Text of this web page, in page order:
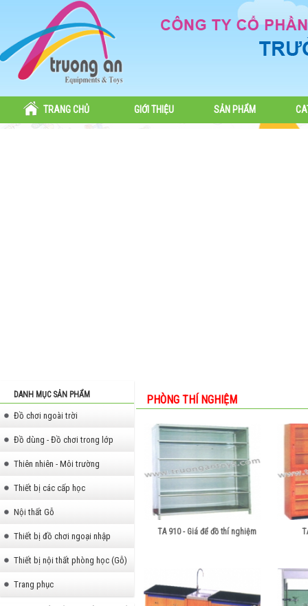
TRANG CHỦ GIỚI THIỆU SẢN PHẨM
DANH MỤC SẢN PHẨM
Đồ chơi ngoài trời
Đồ dùng - Đồ chơi trong lớp
Thiên nhiên - Môi trường
Thiết bị các cấp học
Nội thất Gỗ
Thiết bị đồ chơi ngoại nhập
Thiết bị nội thất phòng học (Gỗ)
Trang phục
PHÒNG THÍ NGHIỆM
TA 910 - Giá để đồ thí nghiệm